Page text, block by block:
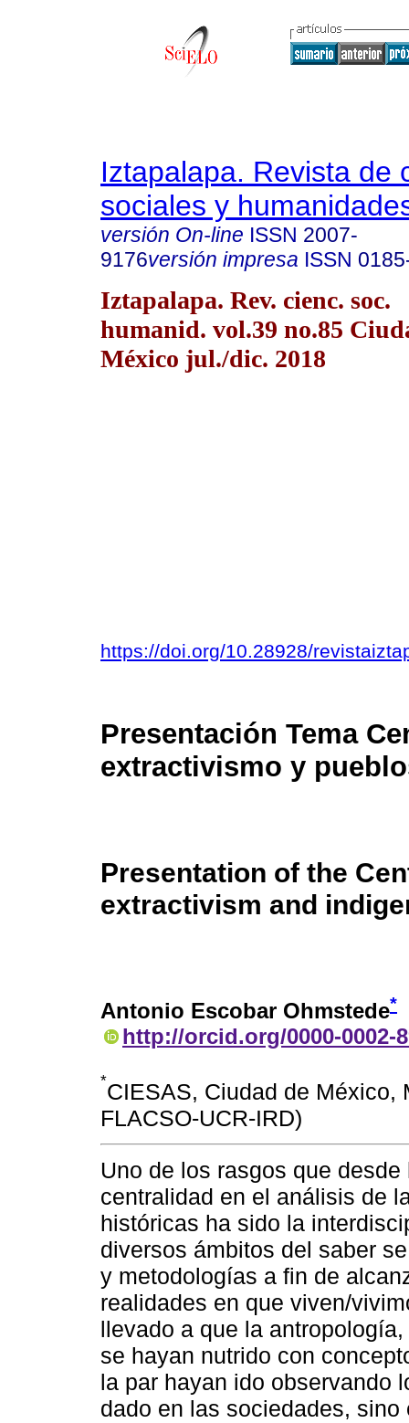
Iztapalapa. Revista de
sociales y
versión On-line ISSN 2007-
9176versión impresa ISSN
Iztapalapa. Rev. cienc. soc.
humanid. vol.39 no.85
México jul./dic. 2018
https://doi.org/10.28928/
Presentación Tema
extractivismo y
Presentation of the
extractivism and
Antonio Escobar Ohmstede*
http://orcid.org/0000-0002-
*CIESAS, Ciudad de México,
FLACSO-UCR-IRD)
Uno de los rasgos que
centralidad en el análisis de
históricas ha sido la
diversos ámbitos del saber
y metodologías a fin de
realidades en que viven/
llevado a que la
se hayan nutrido con
la par hayan ido observando
dado en las sociedades,